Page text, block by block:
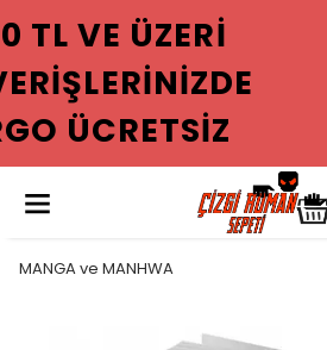
2000 TL VE
KARGO
MANGA ve MANHWA